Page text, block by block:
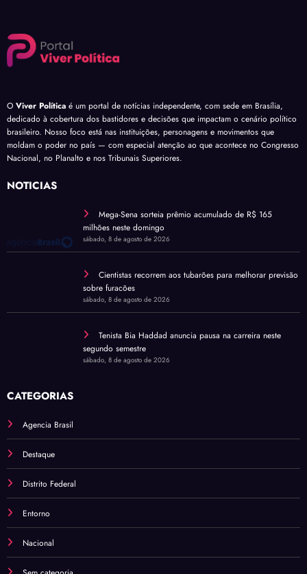
O Viver Política é um portal de notícias independente, com sede em Brasília,
dedicado à cobertura dos bastidores e decisões que impactam o cenário político
brasileiro. Nosso foco está nas instituições, personagens e movimentos que
moldam o poder no país — com especial atenção ao que acontece no Congresso
Nacional, no Planalto e nos Tribunais Superiores.
NOTÍCIAS
Mega-Sena sorteia prêmio acumulado de R$ 165
milhões neste domingo
sábado, 8 de agosto de 2026
Cientistas recorrem aos tubarões para melhorar previsão
sobre furacões
sábado, 8 de agosto de 2026
Tenista Bia Haddad anuncia pausa na carreira neste
segundo semestre
sábado, 8 de agosto de 2026
CATEGORIAS
Agencia Brasil
Destaque
Distrito Federal
Entorno
Nacional